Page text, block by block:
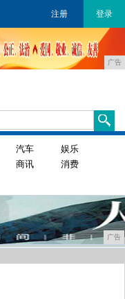
注册 登录
广告
汽车
娱乐
商讯
消费
广告